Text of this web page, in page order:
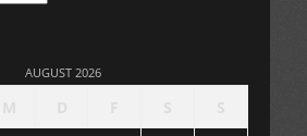
AUGUST 2026